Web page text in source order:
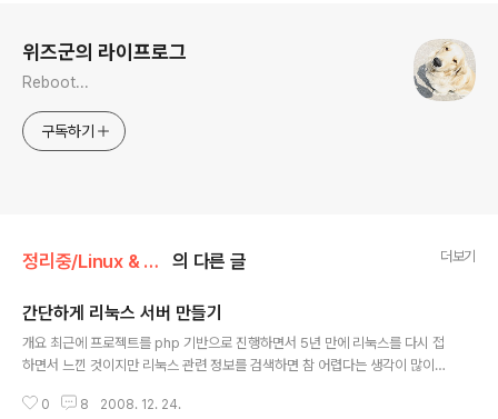
위즈군의 라이프로그
Reboot...
구독하기
정리중/Linux & PHP 의 다른 글 더보기
간단하게 리눅스 서버 만들기
개요 최근에 프로젝트를 php 기반으로 진행하면서 5년 만에 리눅스를 다시 접
하면서 느낀 것이지만 리눅스 관련 정보를 검색하면 참 어렵다는 생각이 많이
지만 여전히 전문적인 지식을 가진 분들은 어려운 방법을 택하고 있습니다. 기
0 8 2008. 12. 24.